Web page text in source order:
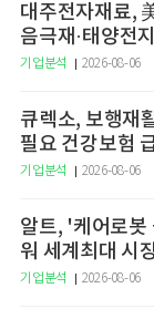
대주전자재료,
음극재·태양전
기업분석 2026-08-06
큐렉소, 보행재
필요 건강보험
기업분석 2026-08-06
알트, '케어로
워 세계최대 시
기업분석 2026-08-06